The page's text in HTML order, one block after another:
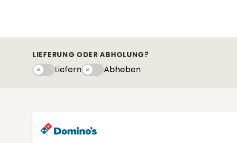
LIEFERUNG ODER ABHOLUNG?
LiefernLiefernAbhebeny
Abheben